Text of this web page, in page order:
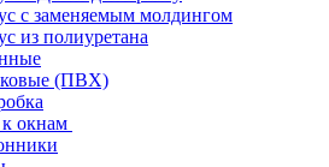
с заменяемым молдингом
из полиуретана
(ПВХ)
окнам